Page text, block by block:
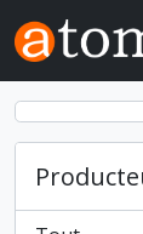
Skip to main